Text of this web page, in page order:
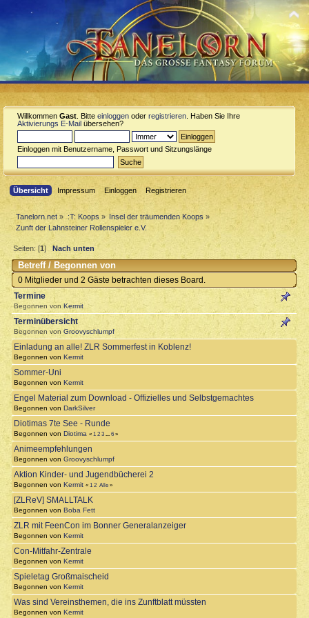
Willkommen Gast . Bitte einloggen oder registrieren . Haben Sie Ihre
Aktivierungs E-Mail übersehen?
Einloggen mit Benutzername, Passwort und Sitzungslänge
Übersicht Impressum Einloggen Registrieren
Tanelorn.net » :T: Koops » Insel der träumenden Koops »
Zunft der Lahnsteiner Rollenspieler e.V.
Seiten: [1]Nach unten
Betreff/ Begonnen von
0 Mitglieder und 2 Gäste betrachten dieses Board.
Termine
Begonnen von Kermit
Terminübersicht
Begonnen vonGroovyschlumpf
Einladung an alle! ZLR Sommerfest in Koblenz!
Begonnen von Kermit
Sommer-Uni
Begonnen von Kermit
Engel Material zum Download - Offizielles und Selbstgemachtes
Begonnen von DarkSilver
Diotimas 7te See - Runde
Begonnen von Diotima «1 2 3 ...6 »
Animeempfehlungen
Begonnen vonGroovyschlumpf
Aktion Kinder- und Jugendbücherei 2
Begonnen von Kermit «1 2 Alle »
[ZLReV] SMALLTALK
Begonnen von Boba Fett
ZLR mit FeenCon im Bonner Generalanzeiger
Begonnen von Kermit
Con-Mitfahr-Zentrale
Begonnen von Kermit
Spieletag Großmaischeid
Begonnen von Kermit
Was sind Vereinsthemen, die ins Zunftblatt müssten
Begonnen von Kermit